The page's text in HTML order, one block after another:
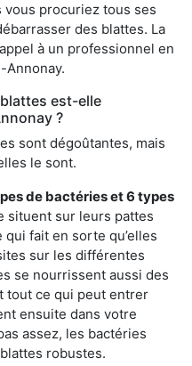
procuriez tous ses
des blattes. La
à un professionnel en
est-elle
?
sont dégoûtantes, mais
le sont.
de bactéries et 6 types
situent sur leurs pattes
fait en sorte qu’elles
sur les différentes
se nourrissent aussi des
tout ce qui peut entrer
ensuite dans votre
assez, les bactéries
robustes.